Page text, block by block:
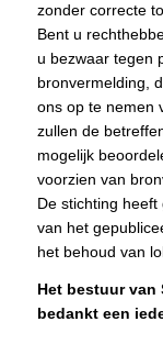
zonder correcte
Bent u
u bezwaar tegen
bronvermelding,
ons op te nemen
zullen de
mogelijk
voorzien van
De stichting
van het
het behoud van
Het bestuur van
bedankt een